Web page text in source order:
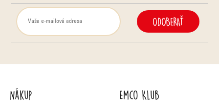
ODOBERAŤ
Nákup Emco Klub